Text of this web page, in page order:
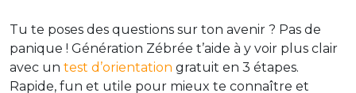
Tu te poses des questions sur ton avenir ? Pas de
panique ! Génération Zébrée t’aide à y voir plus clair
avec un test d’orientation gratuit en 3 étapes.
Rapide, fun et utile pour mieux te connaître et